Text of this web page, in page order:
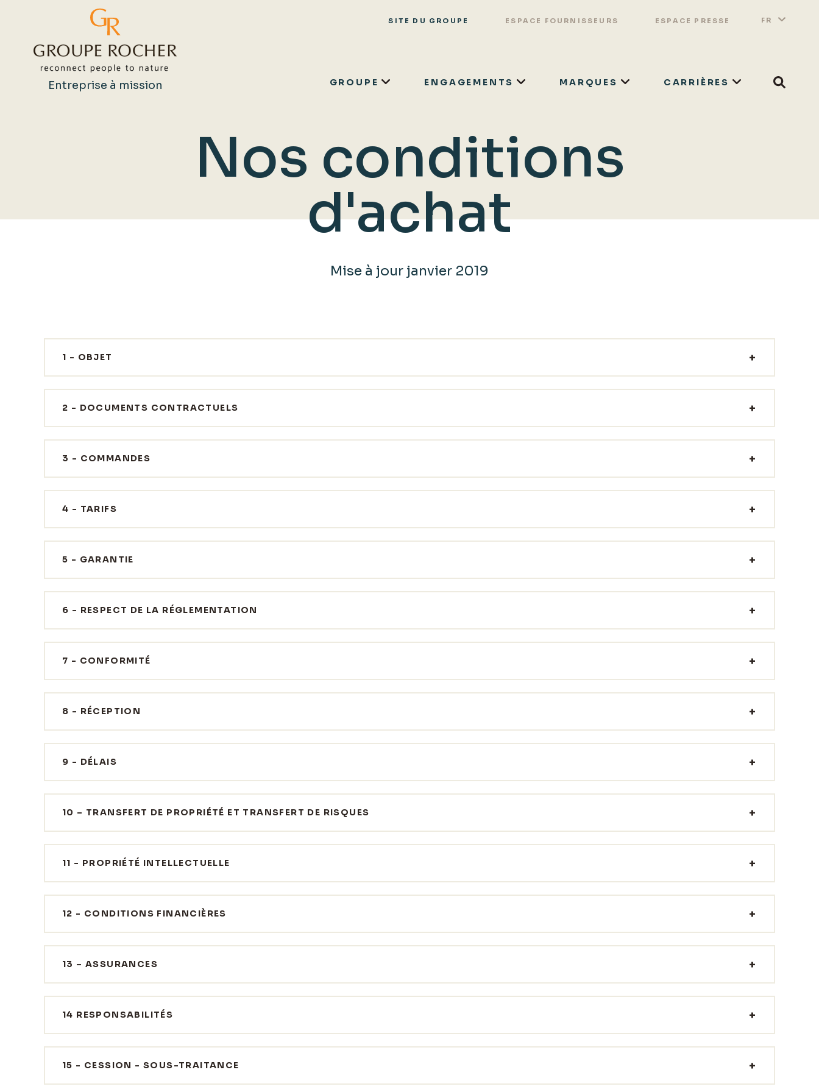
principal
Entreprise à mission
SITE DU GROUPE ESPACE FOURNISSEURS ESPACE PRESSE Switch
FR Lister
Search
GROUPE ENGAGEMENTS MARQUES CARRIÈRES
Nos conditions
d'achat
Mise à jour janvier 2019
1 - OBJET
2 - DOCUMENTS CONTRACTUELS
3 - COMMANDES
4 - TARIFS
5 - GARANTIE
6 - RESPECT DE LA RÉGLEMENTATION
7 - CONFORMITÉ
8 - RÉCEPTION
9 - DÉLAIS
10 – TRANSFERT DE PROPRIÉTÉ ET TRANSFERT DE RISQUES
11 - PROPRIÉTÉ INTELLECTUELLE
12 - CONDITIONS FINANCIÈRES
13 – ASSURANCES
14 RESPONSABILITÉS
15 - CESSION - SOUS-TRAITANCE